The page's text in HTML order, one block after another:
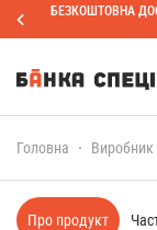
БЕЗКОШТОВНА
Головна Виробник
Про продукт